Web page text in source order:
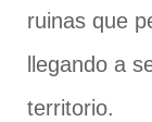
ruinas que
llegando a
territorio.